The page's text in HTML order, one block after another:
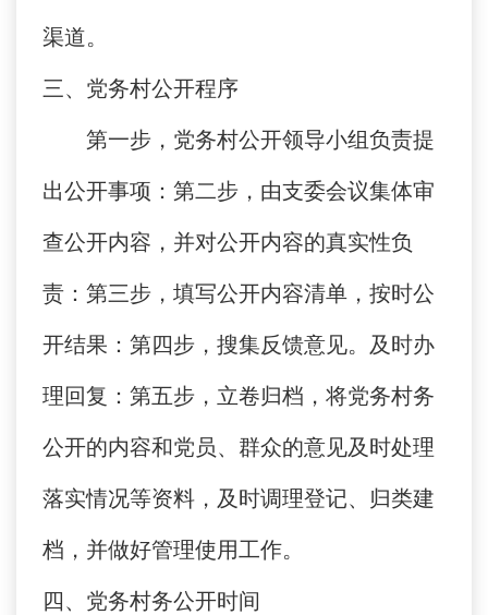
渠道。
三、党务村公开程序
第一步，党务村公开领导小组负责提
出公开事项：第二步，由支委会议集体审
查公开内容，并对公开内容的真实性负
责：第三步，填写公开内容清单，按时公
开结果：第四步，搜集反馈意见。及时办
理回复：第五步，立卷归档，将党务村务
公开的内容和党员、群众的意见及时处理
落实情况等资料，及时调理登记、归类建
档，并做好管理使用工作。
四、党务村务公开时间